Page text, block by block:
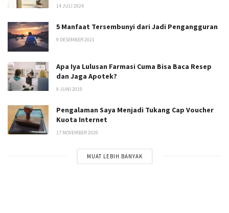
14 JULI 2024
5 Manfaat Tersembunyi dari Jadi Pengangguran
9 DESEMBER 2021
Apa Iya Lulusan Farmasi Cuma Bisa Baca Resep
dan Jaga Apotek?
9 JUNI 2019
Pengalaman Saya Menjadi Tukang Cap Voucher
Kuota Internet
17 NOVEMBER 2020
MUAT LEBIH BANYAK